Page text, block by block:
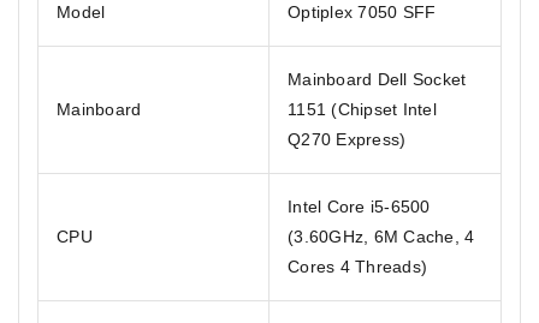
Model Optiplex 7050 SFF
Mainboard
Mainboard Dell Socket
1151 (Chipset Intel
Q270 Express)
CPU
Intel Core i5-6500
(3.60GHz, 6M Cache, 4
Cores 4 Threads)